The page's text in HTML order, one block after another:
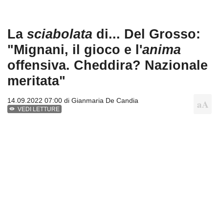
La sciabolata di... Del Grosso:
"Mignani, il gioco e l'anima
offensiva. Cheddira? Nazionale
meritata"
14.09.2022 07:00 di Gianmaria De Candia
VEDI LETTURE